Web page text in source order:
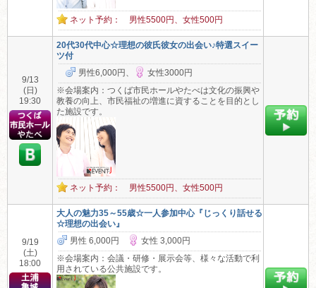
ネット予約： 男性5500円、女性500円
9/13
(日)
19:30
20代30代中心☆理想の彼氏彼女の出会い♪特選スイー
ツ付
男性6,000円、
女性3000円
※会場案内：つくば市民ホールやたべは文化の振興や
教養の向上、市民福祉の増進に資することを目的とし
た施設です。
ネット予約： 男性5500円、女性500円
9/19
(土)
18:00
大人の魅力35～55歳☆一人参加中心『じっくり話せる
☆理想の出会い』
男性 6,000円
女性 3,000円
※会場案内：会議・研修・展示会等、様々な活動で利
用されている公共施設です。